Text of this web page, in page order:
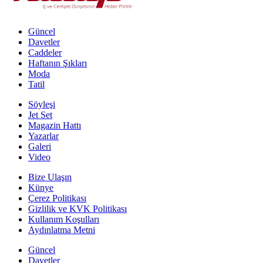
Güncel
Davetler
Caddeler
Haftanın Şıkları
Moda
Tatil
Söyleşi
Jet Set
Magazin Hattı
Yazarlar
Galeri
Video
Bize Ulaşın
Künye
Çerez Politikası
Gizlilik ve KVK Politikası
Kullanım Koşulları
Aydınlatma Metni
Güncel
Davetler